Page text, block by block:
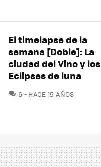
El timelapse de la
semana [Doble]: La
ciudad del Vino y los
Eclipses de luna
6 COMENTARIOS
HACE 15 AÑOS